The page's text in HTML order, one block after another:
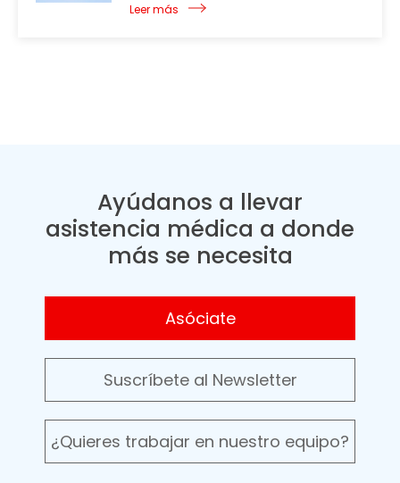
Leer más
Ayúdanos a llevar
asistencia médica a donde
más se necesita
Asóciate
Suscríbete al Newsletter
¿Quieres trabajar en nuestro equipo?